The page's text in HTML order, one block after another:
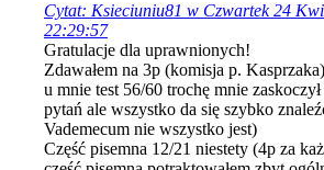
Cytat: Ksieciuniu81 w Czwartek 24
22:29:57
Gratulacje dla uprawnionych!
Zdawałem na 3p (komisja p. Kasprzaka)
u mnie test 56/60 trochę mnie
pytań ale wszystko da się szybko
Vademecum nie wszystko jest)
Część pisemna 12/21 niestety (4p za